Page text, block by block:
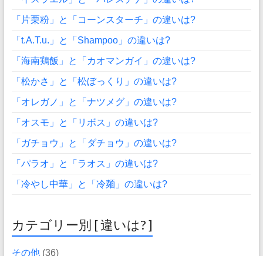
「片栗粉」と「コーンスターチ」の違いは?
「t.A.T.u.」と「Shampoo」の違いは?
「海南鶏飯」と「カオマンガイ」の違いは?
「松かさ」と「松ぼっくり」の違いは?
「オレガノ」と「ナツメグ」の違いは?
「オスモ」と「リボス」の違いは?
「ガチョウ」と「ダチョウ」の違いは?
「パラオ」と「ラオス」の違いは?
「冷やし中華」と「冷麺」の違いは?
カテゴリー別 [ 違いは? ]
その他(36)